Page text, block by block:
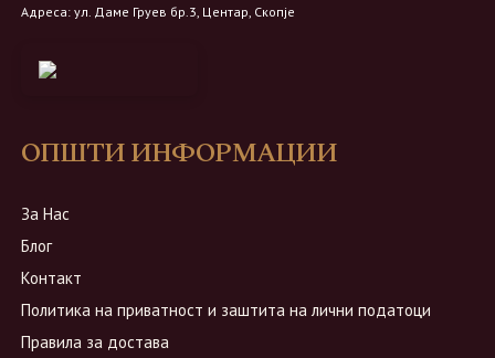
Адреса: ул. Даме Груев бр.3, Центар, Скопје
ОПШТИ ИНФОРМАЦИИ
За Нас
Блог
Контакт
Политика на приватност и заштита на лични податоци
Правила за достава